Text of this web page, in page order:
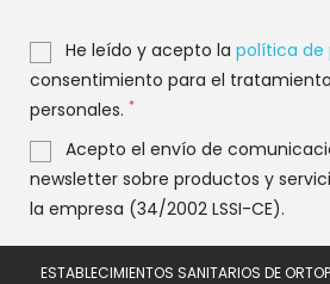
He leído y acepto la política de
consentimiento para el
personales. *
Acepto el envío de
newsletter sobre productos y
la empresa (34/2002 LSSI-CE).
ESTABLECIMIENTOS SANITARIOS DE